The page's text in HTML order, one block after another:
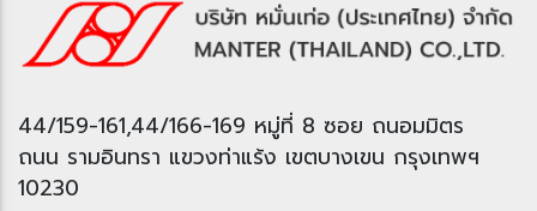
44/159-161,44/166-169 หมู่ที่ 8 ซอย ถนอมมิตร
ถนน รามอินทรา แขวงท่าแร้ง เขตบางเขน กรุงเทพฯ
10230